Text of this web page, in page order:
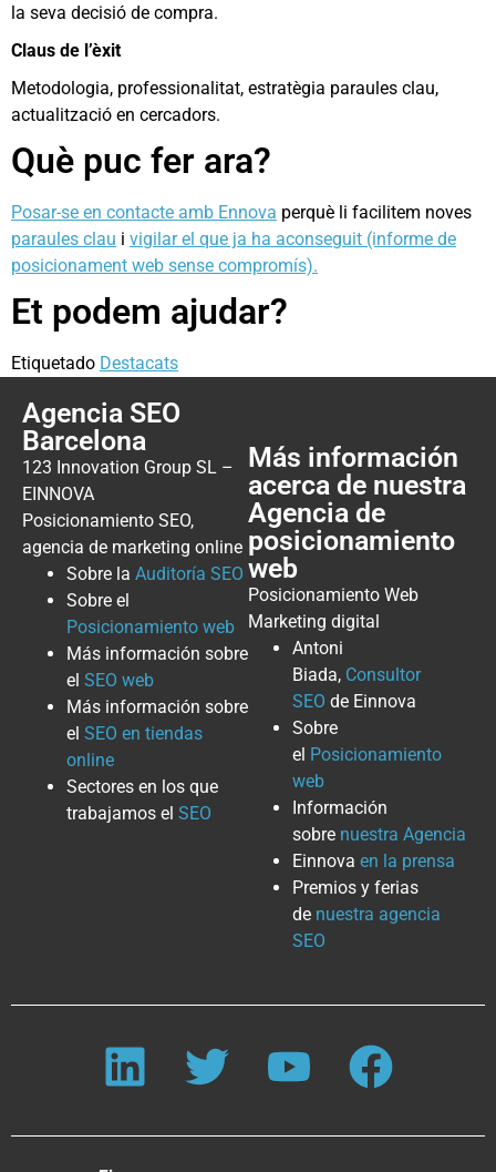
la seva decisió de compra.
Claus de l’èxit
Metodologia, professionalitat, estratègia paraules clau,
actualització en cercadors.
Què puc fer ara?
Posar-se en contacte amb Ennova perquè li facilitem noves
paraules clau i vigilar el que ja ha aconseguit (informe de
posicionament web sense compromís).
Et podem ajudar?
Etiquetado Destacats
Agencia SEO
Barcelona
123 Innovation Group SL –
EINNOVA
Posicionamiento SEO,
agencia de marketing online
Sobre la Auditoría SEO
Sobre el
Posicionamiento web
Más información sobre
el SEO web
Más información sobre
el SEO en tiendas
online
Sectores en los que
trabajamos el SEO
Más información
acerca de nuestra
Agencia de
posicionamiento
web
Posicionamiento Web
Marketing digital
Antoni
Biada, Consultor
SEO de Einnova
Sobre
el Posicionamiento
web
Información
sobre nuestra Agencia
Einnova en la prensa
Premios y ferias
de nuestra agencia
SEO